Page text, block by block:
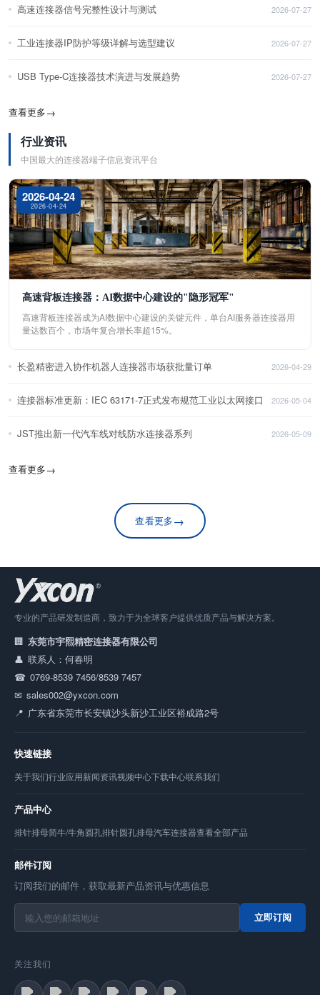
高速连接器信号完整性设计与测试 2026-07-27
工业连接器IP防护等级详解与选型建议 2026-07-27
USB Type-C连接器技术演进与发展趋势 2026-07-27
查看更多→
行业资讯
中国最大的连接器端子信息资讯平台
2026-04-24
2026-04-24
高速背板连接器：AI数据中心建设的"隐形冠军"
高速背板连接器成为AI数据中心建设的关键元件，单台AI服务器连接器用
量达数百个，市场年复合增长率超15%。
长盈精密进入协作机器人连接器市场获批量订单 2026-04-29
连接器标准更新：IEC 63171-7正式发布规范工业以太网接口 2026-05-04
JST推出新一代汽车线对线防水连接器系列 2026-05-09
查看更多→
查看更多→
专业的产品研发制造商，致力于为全球客户提供优质产品与解决方案。
东莞市宇熙精密连接器有限公司
联系人：何春明
0769-8539 7456/8539 7457
sales002@yxcon.com
广东省东莞市长安镇沙头新沙工业区裕成路2号
快速链接
关于我们行业应用新闻资讯视频中心下载中心联系我们
产品中心
排针排母简牛/牛角圆孔排针圆孔排母汽车连接器查看全部产品
邮件订阅
订阅我们的邮件，获取最新产品资讯与优惠信息
立即订阅
关注我们